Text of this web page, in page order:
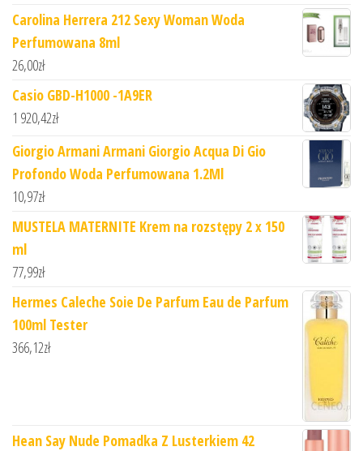
Carolina Herrera 212 Sexy Woman Woda
Perfumowana 8ml
26,00zł
Casio GBD-H1000 -1A9ER
1 920,42zł
Giorgio Armani Armani Giorgio Acqua Di Gio
Profondo Woda Perfumowana 1.2Ml
10,97zł
MUSTELA MATERNITE Krem na rozstępy 2 x 150
ml
77,99zł
Hermes Caleche Soie De Parfum Eau de Parfum
100ml Tester
366,12zł
Hean Say Nude Pomadka Z Lusterkiem 42